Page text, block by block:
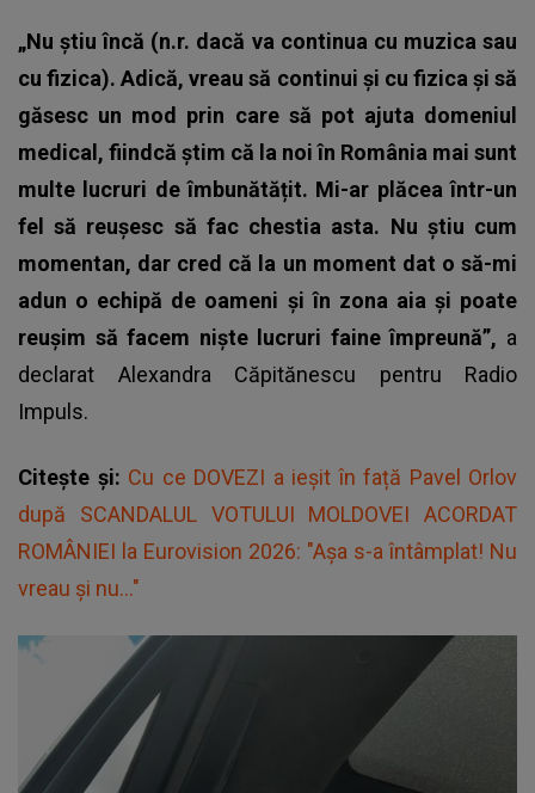
„Nu știu încă (n.r. dacă va continua cu muzica sau
cu fizica). Adică, vreau să continui și cu fizica și să
găsesc un mod prin care să pot ajuta domeniul
medical, fiindcă știm că la noi în România mai sunt
multe lucruri de îmbunătățit. Mi-ar plăcea într-un
fel să reușesc să fac chestia asta. Nu știu cum
momentan, dar cred că la un moment dat o să-mi
adun o echipă de oameni și în zona aia și poate
reușim să facem niște lucruri faine împreună”, a
declarat Alexandra Căpitănescu pentru Radio
Impuls.
Citește și: Cu ce DOVEZI a ieșit în față Pavel Orlov
după SCANDALUL VOTULUI MOLDOVEI ACORDAT
ROMÂNIEI la Eurovision 2026: "Așa s-a întâmplat! Nu
vreau și nu..."